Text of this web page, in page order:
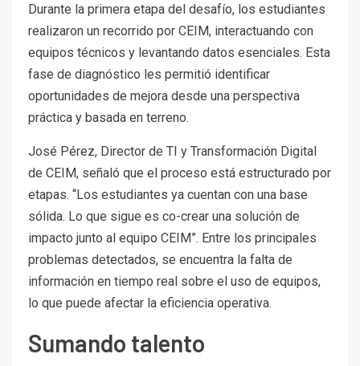
Durante la primera etapa del desafío, los estudiantes
realizaron un recorrido por CEIM, interactuando con
equipos técnicos y levantando datos esenciales. Esta
fase de diagnóstico les permitió identificar
oportunidades de mejora desde una perspectiva
práctica y basada en terreno.
José Pérez, Director de TI y Transformación Digital
de CEIM, señaló que el proceso está estructurado por
etapas. “Los estudiantes ya cuentan con una base
sólida. Lo que sigue es co-crear una solución de
impacto junto al equipo CEIM”. Entre los principales
problemas detectados, se encuentra la falta de
información en tiempo real sobre el uso de equipos,
lo que puede afectar la eficiencia operativa.
Sumando talento